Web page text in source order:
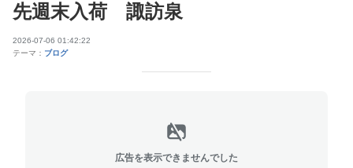
先週末入荷 諏訪泉
2026-07-06 01:42:22
テーマ： ブログ
広告を表示できませんでした